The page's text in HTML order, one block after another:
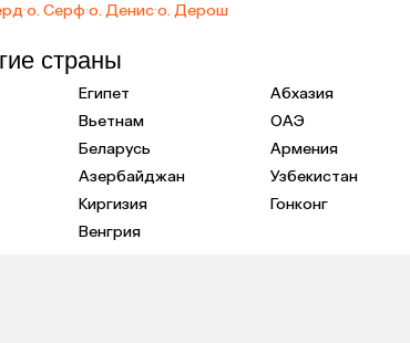
·о. Серф·о. Денис·о. Дерош
страны
Египет
Абхазия
Вьетнам
ОАЭ
Беларусь
Армения
Азербайджан
Узбекистан
Киргизия
Гонконг
Венгрия